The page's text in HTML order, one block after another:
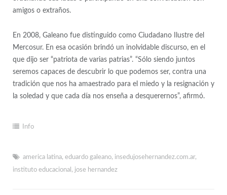
amigos o extraños.
En 2008, Galeano fue distinguido como Ciudadano Ilustre del
Mercosur. En esa ocasión brindó un inolvidable discurso, en el
que dijo ser “patriota de varias patrias”. “Sólo siendo juntos
seremos capaces de descubrir lo que podemos ser, contra una
tradición que nos ha amaestrado para el miedo y la resignación y
la soledad y que cada día nos enseña a desquerernos”, afirmó.
Info
america latina, eduardo galeano, insedujosehernandez.com.ar,
instituto educacional , jose hernandez